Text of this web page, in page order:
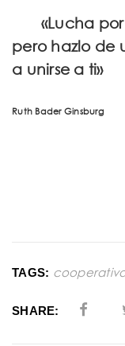
«Lucha por
pero hazlo de
a unirse a ti»
Ruth Bader Ginsburg
TAGS:
SHARE: